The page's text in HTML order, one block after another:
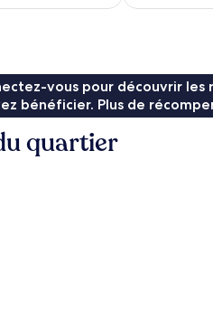
vous pour découvrir
bénéficier. Plus de
quartier